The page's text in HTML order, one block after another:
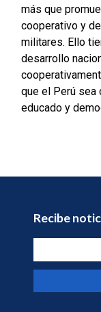
más que
cooperativo y
militares. Ello
desarrollo
que el Perú sea
educado y
Recibe